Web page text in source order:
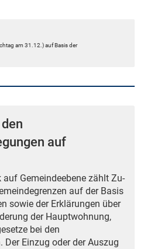
am 31.12.) auf Basis der
auf
Gemeindeebene zählt Zu-
auf der Basis
sowie der Erklärungen über
der Hauptwohnung,
bei den
Einzug oder der Auszug